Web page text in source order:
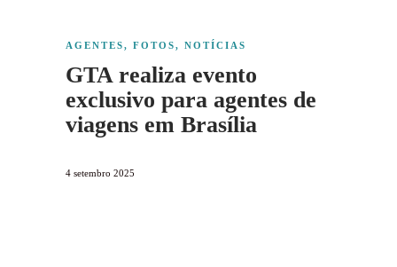
AGENTES, FOTOS, NOTÍCIAS
GTA realiza evento
exclusivo para agentes de
viagens em Brasília
4 setembro 2025